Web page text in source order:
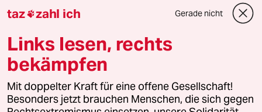
Downloads für Abonnierende
© 2026 taz Verlags und Vertriebs GmbH
Alle Rechte vorbehalten. Bei rechtlichen Fragen oder für Genehmigungen
wenden Sie sich bitte an
lizenzen@taz.de
taz zahl ich Gerade nicht
Links lesen, rechts
bekämpfen
Mit doppelter Kraft für eine offene Gesellschaft!
Besonders jetzt brauchen Menschen, die sich gegen